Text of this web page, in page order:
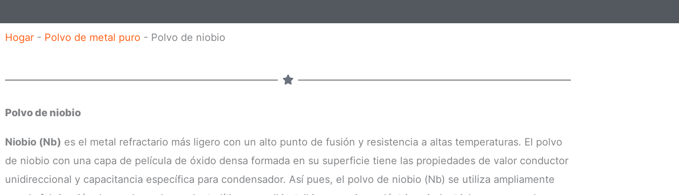
r
m
o
e
Hogar - Polvo de metal puro - Polvo de niobio
Polvo de niobio
Niobio (Nb) es el metal refractario más ligero con un alto punto de fusión y resistencia a altas temperaturas. El polvo
de niobio con una capa de película de óxido densa formada en su superficie tiene las propiedades de valor conductor
unidireccional y capacitancia específica para condensador. Así pues, el polvo de niobio (Nb) se utiliza ampliamente